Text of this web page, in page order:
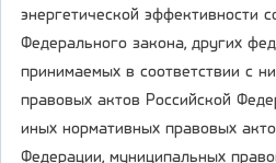
энергетической эффективности
Федерального закона, других
принимаемых в соответствии с
правовых актов Российской
иных нормативных правовых
Федерации, муниципальных